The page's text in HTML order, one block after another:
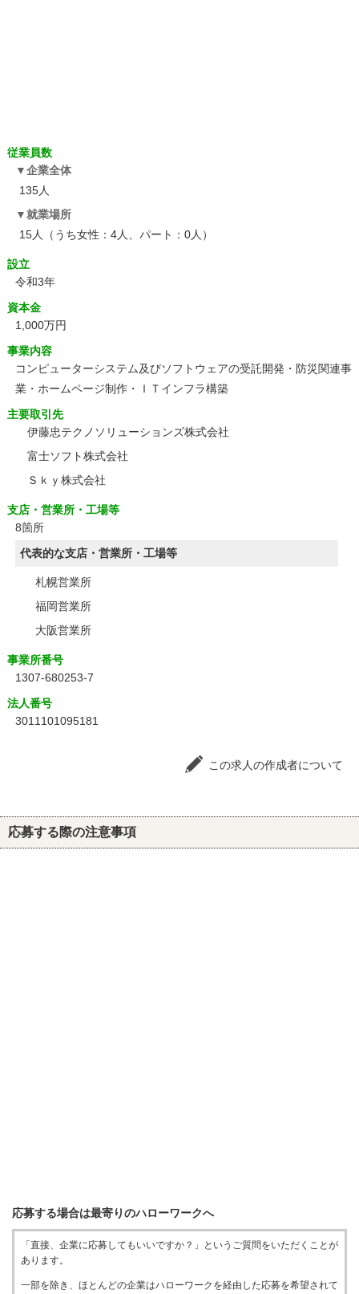
従業員数
企業全体
135人
就業場所
15人（うち女性：4人、パート：0人）
設立
令和3年
資本金
1,000万円
事業内容
コンピューターシステム及びソフトウェアの受託開発・防災関連事
業・ホームページ制作・ＩＴインフラ構築
主要取引先
伊藤忠テクノソリューションズ株式会社
富士ソフト株式会社
Ｓｋｙ株式会社
支店・営業所・工場等
8箇所
代表的な支店・営業所・工場等
札幌営業所
福岡営業所
大阪営業所
事業所番号
1307-680253-7
法人番号
3011101095181
この求人の作成者について
応募する際の注意事項
応募する場合は最寄りのハローワークへ
「直接、企業に応募してもいいですか？」というご質問をいただくことが
あります。
一部を除き、ほとんどの企業はハローワークを経由した応募を希望されて